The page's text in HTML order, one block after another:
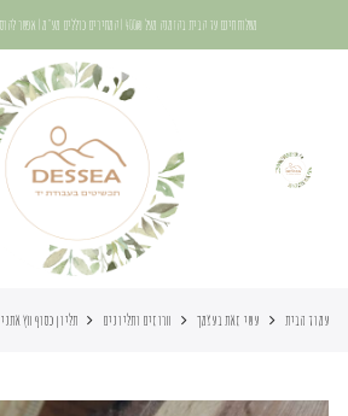
משלוח חינם עד הבית בהזמנה מעל 400₪ | המחירים כוללים מע"מ | אפשר להוסיף ציפוי זהב לכל תכשיטי הכסף
עמוד הבית עשי זאת בעצמך חרוזים ותליונים תליון כסוף חץ אתני